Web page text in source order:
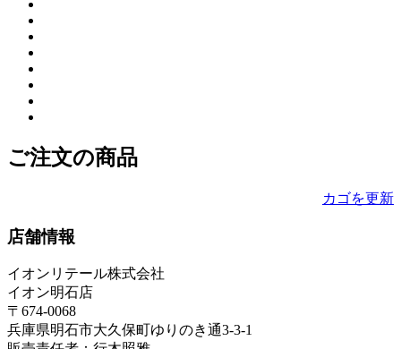
ご注文の商品
カゴを更新
店舗情報
イオンリテール株式会社
イオン明石店
〒674-0068
兵庫県明石市大久保町ゆりのき通3-3-1